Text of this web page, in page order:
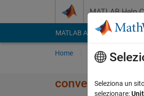
MATLAB Help
MATLAB Answers File
Home Poni una domanda
convert aSeleziona un
selezionare: